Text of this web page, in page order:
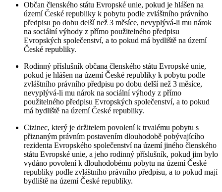
Občan členského státu Evropské unie, pokud je hlášen na
území České republiky k pobytu podle zvláštního právního
předpisu po dobu delší než 3 měsíce, nevyplývá-li mu nárok
na sociální výhody z přímo použitelného předpisu
Evropských společenství, a to pokud má bydliště na území
České republiky.
Rodinný příslušník občana členského státu Evropské unie,
pokud je hlášen na území České republiky k pobytu podle
zvláštního právního předpisu po dobu delší než 3 měsíce,
nevyplývá-li mu nárok na sociální výhody z přímo
použitelného předpisu Evropských společenství, a to pokud
má bydliště na území České republiky.
Cizinec, který je držitelem povolení k trvalému pobytu s
přiznaným právním postavením dlouhodobě pobývajícího
rezidenta Evropského společenství na území jiného členského
státu Evropské unie, a jeho rodinný příslušník, pokud jim bylo
vydáno povolení k dlouhodobému pobytu na území České
republiky podle zvláštního právního předpisu, a to pokud mají
bydliště na území České republiky.